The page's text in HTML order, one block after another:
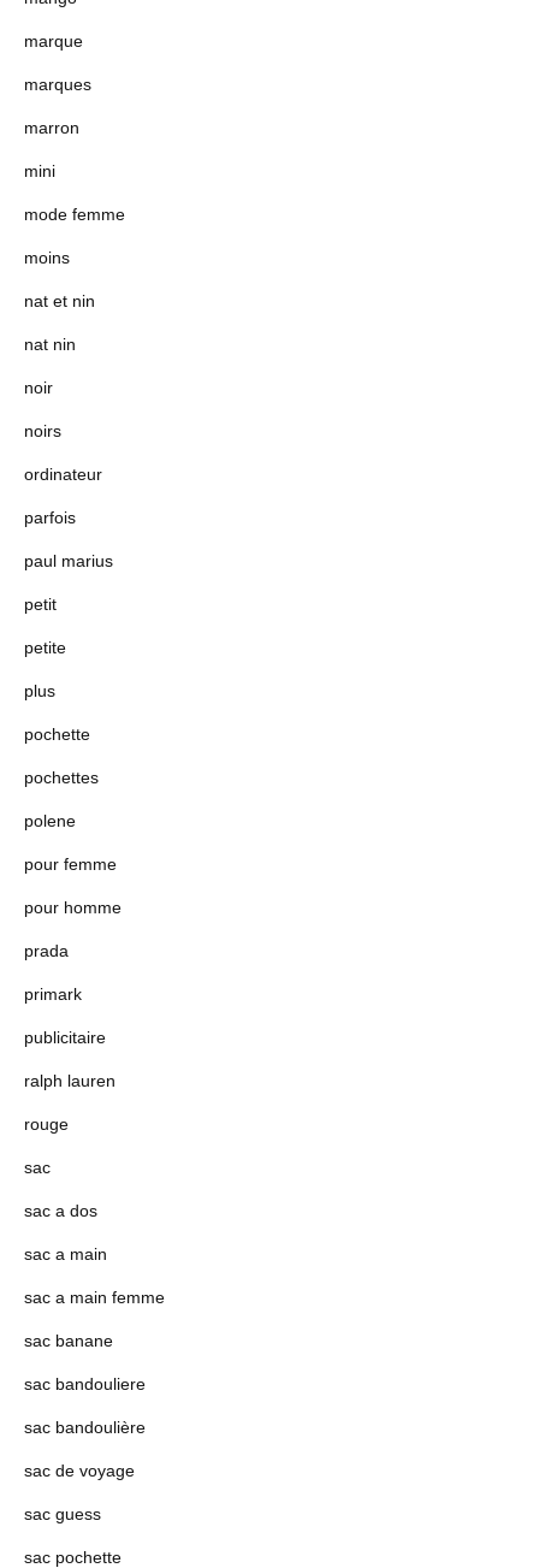
marque
marques
marron
mini
mode femme
moins
nat et nin
nat nin
noir
noirs
ordinateur
parfois
paul marius
petit
petite
plus
pochette
pochettes
polene
pour femme
pour homme
prada
primark
publicitaire
ralph lauren
rouge
sac
sac a dos
sac a main
sac a main femme
sac banane
sac bandouliere
sac bandoulière
sac de voyage
sac guess
sac pochette